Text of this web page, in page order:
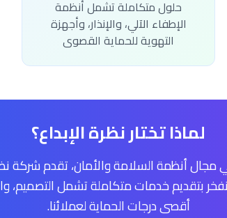
حلول متكاملة تشمل أنظمة
الإطفاء الآلي، والإنذار، وأجهزة
التهوية للحماية القصوى
لماذا تختار نظرة الإبداع؟
أنظمة السلامة والأمان، تقدم شركة
بتقديم خدمات متكاملة تشمل التصميم،
أقصى درجات الحماية لعملائنا.